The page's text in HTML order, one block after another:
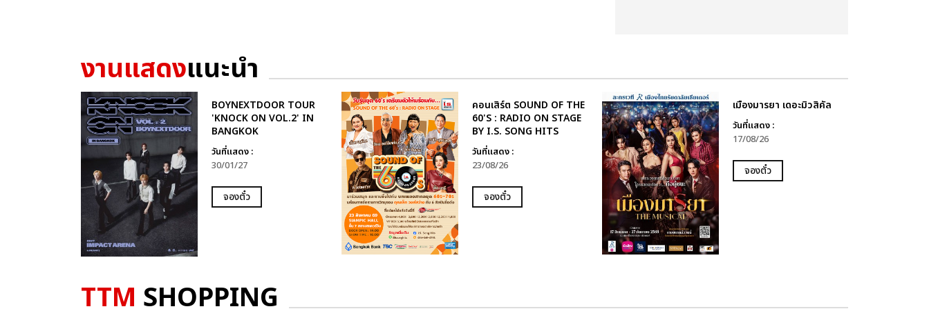
งานแสดงแนะนำ
BOYNEXTDOOR TOUR
'KNOCK ON VOL.2' IN
BANGKOK
วันที่แสดง :
30/01/27
จองตั๋ว
คอนเสิร์ต SOUND OF THE
60'S : RADIO ON STAGE
BY I.S. SONG HITS
วันที่แสดง :
23/08/26
จองตั๋ว
เมืองมารยา เดอะมิวสิคัล
วันที่แสดง :
17/08/26
จองตั๋ว
TTM SHOPPING